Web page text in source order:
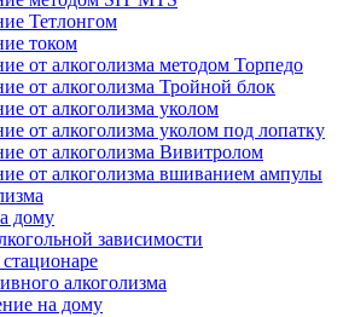
Тетлонгом
током
от алкоголизма методом Торпедо
от алкоголизма Тройной блок
от алкоголизма уколом
от алкоголизма уколом под лопатку
от алкоголизма Вивитролом
от алкоголизма вшиванием ампулы
дому
зависимости
алкоголизма
на дому